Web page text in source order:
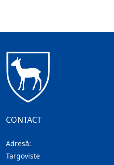
CONTACT
Adresă:
Targoviste